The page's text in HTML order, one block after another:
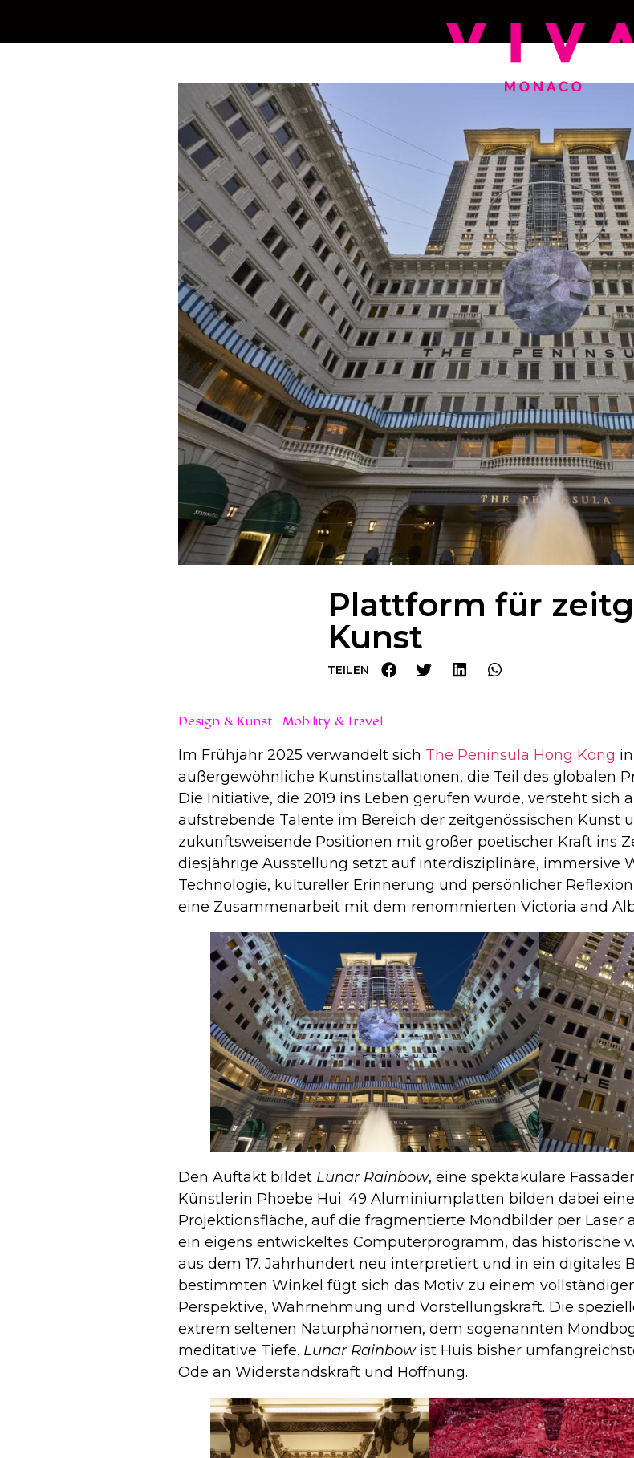
Plattform für
Kunst
TEILEN
Design & Kunst Mobility & Travel
Im Frühjahr 2025 verwandelt sich The Peninsula Hong Kong
außergewöhnliche Kunstinstallationen, die Teil des globalen
Die Initiative, die 2019 ins Leben gerufen wurde, versteht sich
aufstrebende Talente im Bereich der zeitgenössischen Kunst
zukunftsweisende Positionen mit großer poetischer Kraft ins
diesjährige Ausstellung setzt auf interdisziplinäre, immersive
Technologie, kultureller Erinnerung und persönlicher
eine Zusammenarbeit mit dem renommierten Victoria and
Den Auftakt bildet Lunar Rainbow, eine spektakuläre
Künstlerin Phoebe Hui. 49 Aluminiumplatten bilden dabei
Projektionsfläche, auf die fragmentierte Mondbilder per Laser
ein eigens entwickeltes Computerprogramm, das historische
aus dem 17. Jahrhundert neu interpretiert und in ein digitales
bestimmten Winkel fügt sich das Motiv zu einem
Perspektive, Wahrnehmung und Vorstellungskraft. Die
extrem seltenen Naturphänomen, dem sogenannten
meditative Tiefe. Lunar Rainbowist Huis bisher
Ode an Widerstandskraft und Hoffnung.